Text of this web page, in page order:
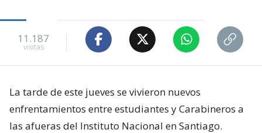
11.187
visitas
La tarde de este jueves se vivieron nuevos
enfrentamientos entre estudiantes y Carabineros a
las afueras del Instituto Nacional en Santiago.